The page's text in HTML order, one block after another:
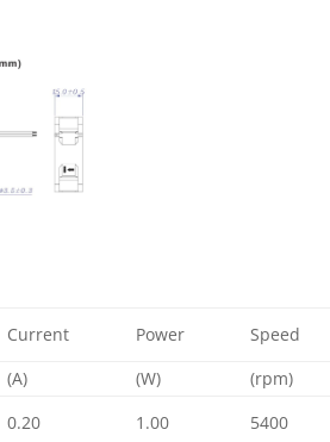
Current Power Speed
(A) (W) (rpm)
0.20 1.00 5400